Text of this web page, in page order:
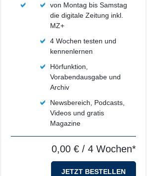
von Montag bis Samstag
die digitale Zeitung inkl.
MZ+
4 Wochen testen und
kennenlernen
Hörfunktion,
Vorabendausgabe und
Archiv
Newsbereich, Podcasts,
Videos und gratis
Magazine
0,00 € / 4 Wochen*
JETZT BESTELLEN